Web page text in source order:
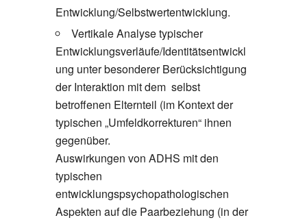
Entwicklung/Selbstwertentwicklung.
Vertikale Analyse typischer
Entwicklungsverläufe/Identitätsentwickl
ung unter besonderer Berücksichtigung
der Interaktion mit dem selbst
betroffenen Elternteil (im Kontext der
typischen „Umfeldkorrekturen“ ihnen
gegenüber.
Auswirkungen von ADHS mit den
typischen
entwicklungspsychopathologischen
Aspekten auf die Paarbeziehung (in der